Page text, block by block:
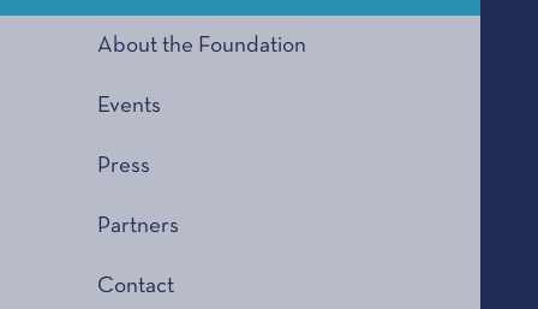
About the Foundation
Events
Press
Partners
Contact